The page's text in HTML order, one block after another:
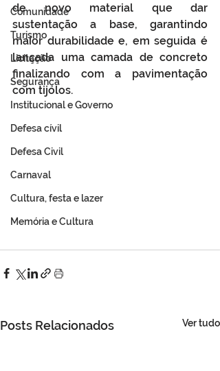
Comunidade
Turismo
Licitação
Segurança
Institucional e Governo
Defesa cívil
Defesa Civil
Carnaval
Cultura, festa e lazer
Memória e Cultura
de novo material que dar
sustentação a base, garantindo
maior durabilidade e, em seguida é
lançada uma camada de concreto
finalizando com a pavimentação
com tijolos.
Posts Relacionados Ver tudo